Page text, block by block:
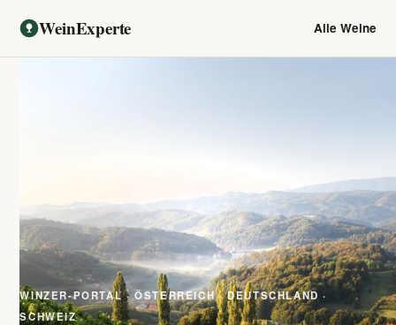
WeinExperte Alle Weine
WINZER-PORTAL · ÖSTERREICH · DEUTSCHLAND ·
SCHWEIZ